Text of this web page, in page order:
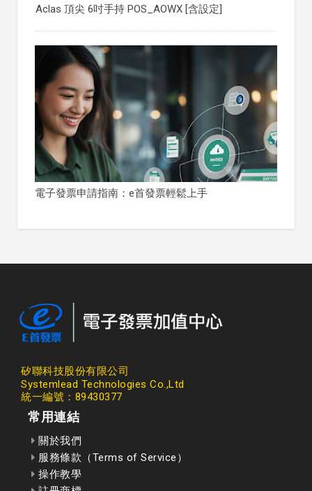
Aclas 頂尖 6吋手持 POS_AOWX [含設定]
電子發票申請指南：e首發票輕鬆上手
矽聯科技股份有限公司
Systemlead Technologies Co.,Ltd
統一編號：89430377
常用連結
關於我們
服務條款（Terms of Service）
操作教學